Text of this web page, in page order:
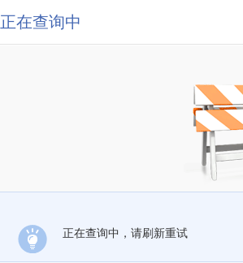
正在查询中
正在查询中，请刷新重试